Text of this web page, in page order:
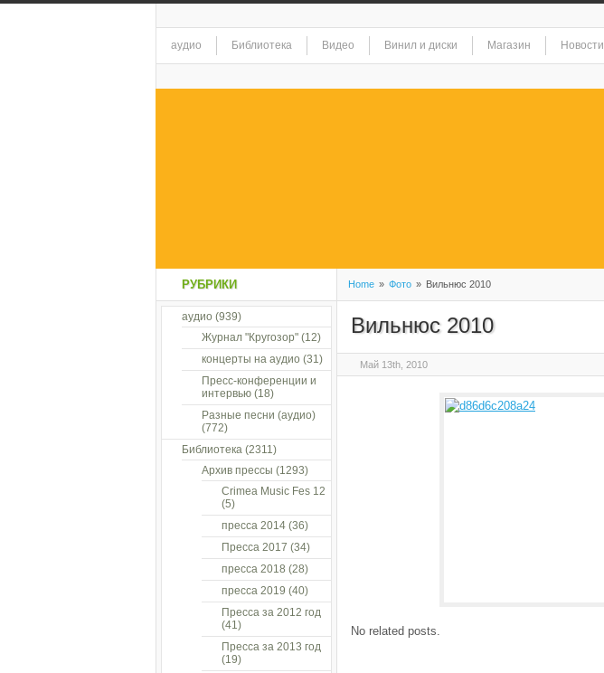
аудио Библиотека Видео Винил и диски Магазин Новости
Home » Фото » Вильнюс 2010
Вильнюс 2010
Май 13th, 2010
No related posts.
РУБРИКИ
аудио (939)
Журнал "Кругозор"(12)
концерты на аудио (31)
Пресс-конференции и
интервью(18)
Разные песни (аудио)
(772)
Библиотека(2311)
Архив прессы (1293)
Crimea Music Fes 12
(5)
пресса 2014(36)
Пресса 2017 (34)
пресса 2018 (28)
пресса 2019 (40)
Пресса за 2012 год
(41)
Пресса за 2013 год
(19)